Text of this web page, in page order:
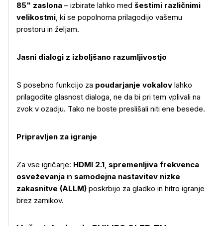
Več o izdelku
85" zaslona – izbirate lahko med šestimi različnimi
velikostmi, ki se popolnoma prilagodijo vašemu
prostoru in željam.
Jasni dialogi z izboljšano razumljivostjo
S posebno funkcijo za poudarjanje vokalov lahko
prilagodite glasnost dialoga, ne da bi pri tem vplivali na
zvok v ozadju. Tako ne boste preslišali niti ene besede.
Pripravljen za igranje
Za vse igričarje: HDMI 2.1, spremenljiva frekvenca
osveževanja in samodejna nastavitev nizke
zakasnitve (ALLM) poskrbijo za gladko in hitro igranje
brez zamikov.